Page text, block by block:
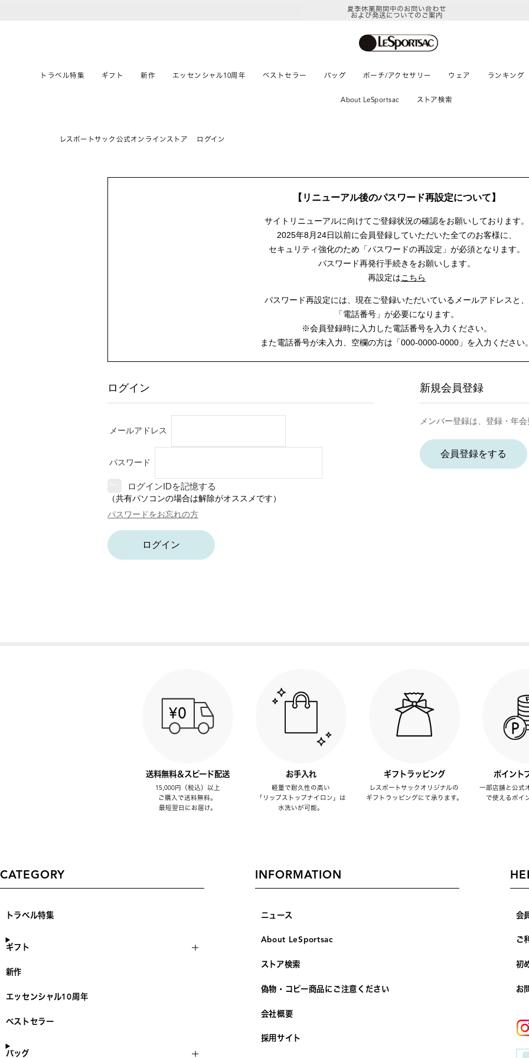
夏季休業期間中のお問い合わせ
および発送についてのご案内
トラベル特集 ギフト 新作 エッセンシャル10周年 ベストセラー バッグ ポーチ/アクセサリー ウェア ランキング
About LeSportsac ストア検索
レスポートサック公式オンラインストア ログイン
【リニューアル後のパスワード再設定について】
サイトリニューアルに向けてご登録状況の確認をお願いしております。
2025年8月24日以前に会員登録していただいた全てのお客様に、
セキュリティ強化のため「パスワードの再設定」が必須となります。
パスワード再発行手続きをお願いします。
再設定はこちら
パスワード再設定には、 現在ご登録いただいているメールアドレスと、
「電話番号」が必要になります。
※会員登録時に入力した電話番号を入力ください。
また電話番号が未入力、空欄の方は 「000-0000-0000」を入力ください。
ログイン
メールアドレス
パスワード
ログインIDを記憶する
（共有パソコンの場合は解除がオススメです）
パスワードをお忘れの方
ログイン
新規会員登録
メンバー登録は、登録・年会
会員登録をする
送料無料＆スピード配送
15,000円（税込）以上
ご購入で送料無料。
最短翌日にお届け。
お手入れ
軽量で耐久性の高い
「リップストップナイロン」は
水洗いが可能。
ギフトラッピング
レスポートサックオリジナルの
ギフトラッピングにて承ります。
ポイント
一部店舗と公式
で使えるポイ
CATEGORY
トラベル特集
ギフト
新作
エッセンシャル10周年
ベストセラー
バッグ
INFORMATION
ニュース
About LeSportsac
ストア検索
偽物・コピー商品にご注意ください
会社概要
採用サイト
会
ご
初
お